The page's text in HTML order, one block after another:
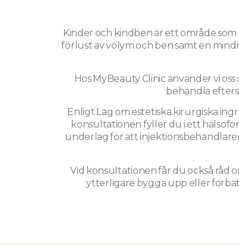
Kinder och kindben är ett område
förlust av volym och ben samt en
Hos MyBeauty Clinic använder vi
behandla
Enligt Lag om estetiska kirurgiska
konsultationen fyller du i ett
underlag för att
Vid konsultationen får du också råd
ytterligare bygga upp eller